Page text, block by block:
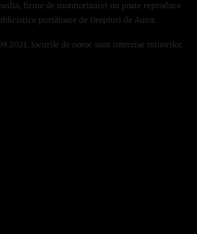
firme de monitorizare) nu poate reproduce
purtătoare de Drepturi de Autor.
Jocurile de noroc sunt interzise minorilor.